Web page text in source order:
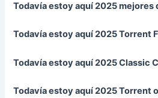
Todavía estoy aquí 2025 mejores
Todavía estoy aquí 2025 Torrent
Todavía estoy aquí 2025 Classic
Todavía estoy aquí 2025 Torrent